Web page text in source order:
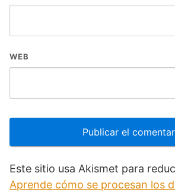
WEB
Este sitio usa Akismet para
Aprende cómo se procesan los